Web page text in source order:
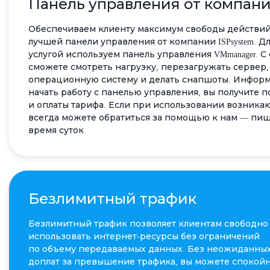
Панель управления от
Обеспечиваем клиенту максимум свободы
лучшей панели управления от компании ISPsystem.
услугой используем панель управления
сможете смотреть нагрузку, перезагружать
операционную систему и делать снапшоты.
начать работу с панелью управления, вы получите
и оплаты тарифа. Если при использовании
всегда можете обратиться за помощью к нам —
время суток
Безлимитный трафик
Безлимитный трафик позволяет клиентам свободно
использовать интернет-ресурсы без ограничений
по объему передаваемых данных. Без
доплат за превышение трафика, вы можете